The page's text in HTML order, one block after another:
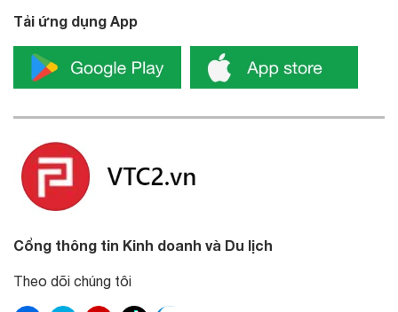
Tải ứng dụng App
Cổng thông tin Kinh doanh và Du lịch
Theo dõi chúng tôi